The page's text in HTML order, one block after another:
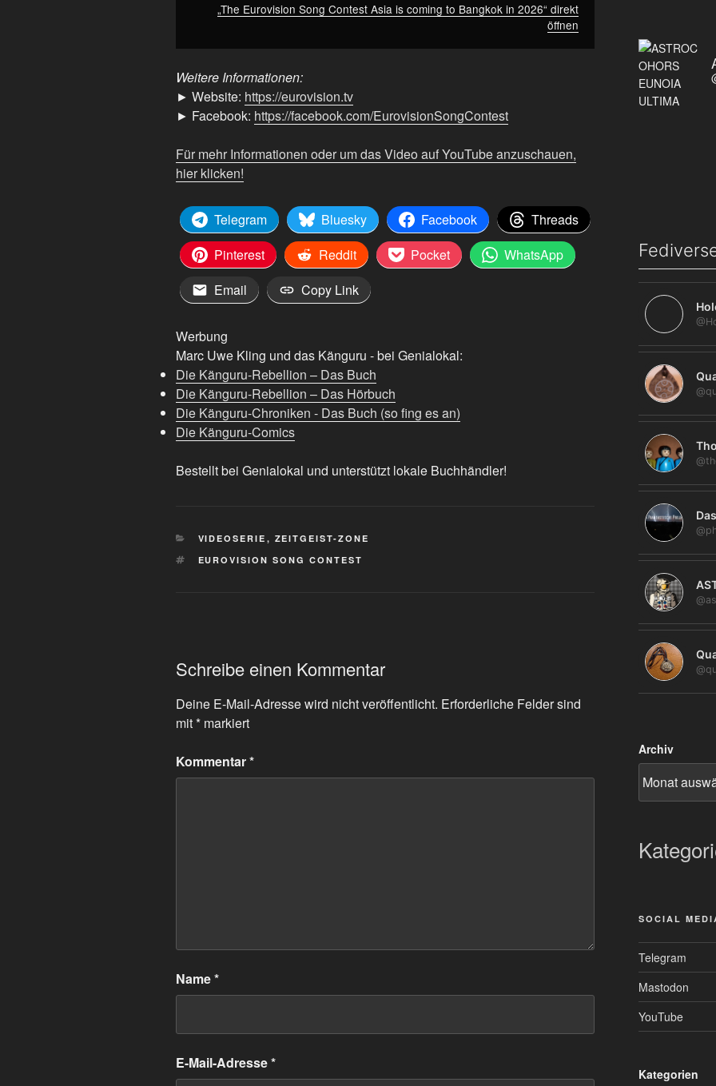
anzeigen
„The Eurovision Song Contest Asia is coming to Bangkok in 2026“ direkt
öffnen
Weitere Informationen:
► Website: https://eurovision.tv
► Facebook: https://facebook.com/EurovisionSongContest
Für mehr Informationen oder um das Video auf YouTube anzuschauen,
hier klicken!
Telegram Bluesky Facebook
Threads
Pinterest
Reddit Pocket
WhatsApp
Email
Copy Link
Werbung
Marc Uwe Kling und das Känguru - bei Genialokal:
Die Känguru-Rebellion – Das Buch
Die Känguru-Rebellion – Das Hörbuch
Die Känguru-Chroniken - Das Buch (so fing es an)
Die Känguru-Comics
Bestellt bei Genialokal und unterstützt lokale Buchhändler!
KATEGORIEN
VIDEOSERIE , ZEITGEIST-ZONE
SCHLAGWÖRTER
EUROVISION SONG CONTEST
Schreibe einen Kommentar
Deine E-Mail-Adresse wird nicht veröffentlicht. Erforderliche Felder sind
mit* markiert
Kommentar*
Name*
E-Mail-Adresse*
Archiv
SOCIAL
Telegram
Mastodon
YouTube
Kategorien